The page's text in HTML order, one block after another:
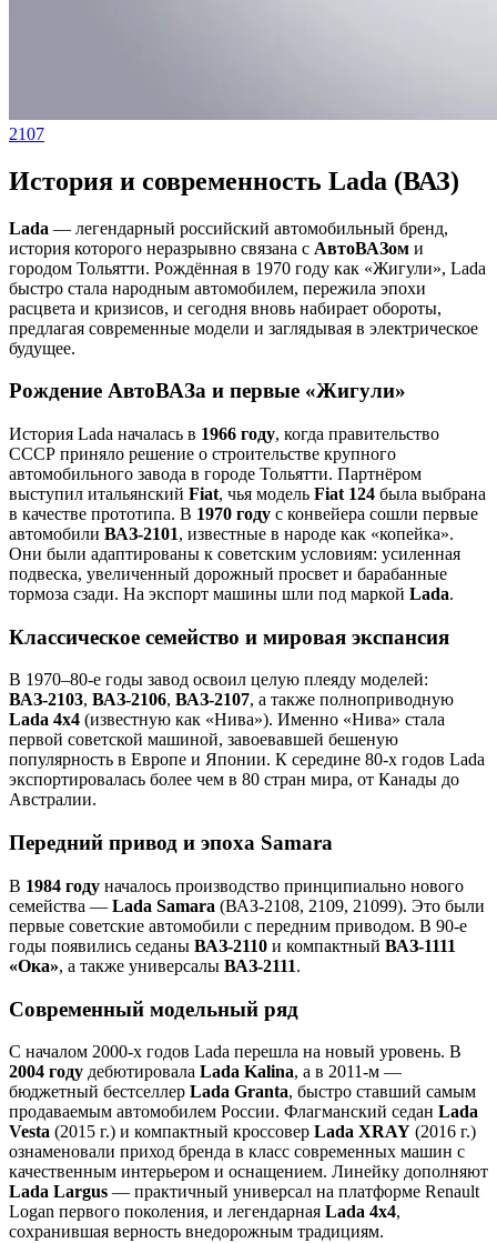
2107
История и современность Lada (ВАЗ)
Lada — легендарный российский автомобильный бренд,
история которого неразрывно связана с АвтоВАЗом и
городом Тольятти. Рождённая в 1970 году как «Жигули», Lada
быстро стала народным автомобилем, пережила эпохи
расцвета и кризисов, и сегодня вновь набирает обороты,
предлагая современные модели и заглядывая в электрическое
будущее.
Рождение АвтоВАЗа и первые «Жигули»
История Lada началась в 1966 году, когда правительство
СССР приняло решение о строительстве крупного
автомобильного завода в городе Тольятти. Партнёром
выступил итальянский Fiat, чья модель Fiat 124 была выбрана
в качестве прототипа. В 1970 году с конвейера сошли первые
автомобили ВАЗ-2101, известные в народе как «копейка».
Они были адаптированы к советским условиям: усиленная
подвеска, увеличенный дорожный просвет и барабанные
тормоза сзади. На экспорт машины шли под маркой Lada.
Классическое семейство и мировая экспансия
В 1970–80-е годы завод освоил целую плеяду моделей:
ВАЗ-2103, ВАЗ-2106, ВАЗ-2107, а также полноприводную
Lada 4x4 (известную как «Нива»). Именно «Нива» стала
первой советской машиной, завоевавшей бешеную
популярность в Европе и Японии. К середине 80-х годов Lada
экспортировалась более чем в 80 стран мира, от Канады до
Австралии.
Передний привод и эпоха Samara
В 1984 году началось производство принципиально нового
семейства — Lada Samara (ВАЗ-2108, 2109, 21099). Это были
первые советские автомобили с передним приводом. В 90-е
годы появились седаны ВАЗ-2110 и компактный ВАЗ-1111
«Ока», а также универсалы ВАЗ-2111.
Современный модельный ряд
С началом 2000-х годов Lada перешла на новый уровень. В
2004 году дебютировала Lada Kalina, а в 2011-м —
бюджетный бестселлер Lada Granta, быстро ставший самым
продаваемым автомобилем России. Флагманский седан Lada
Vesta (2015 г.) и компактный кроссовер Lada XRAY (2016 г.)
ознаменовали приход бренда в класс современных машин с
качественным интерьером и оснащением. Линейку дополняют
Lada Largus — практичный универсал на платформе Renault
Logan первого поколения, и легендарная Lada 4x4,
сохранившая верность внедорожным традициям.